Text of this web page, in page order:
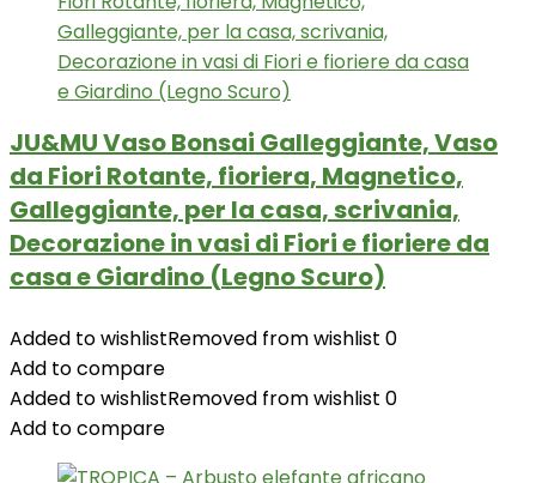
JU&MU Vaso Bonsai Galleggiante, Vaso
da Fiori Rotante, fioriera, Magnetico,
Galleggiante, per la casa, scrivania,
Decorazione in vasi di Fiori e fioriere da
casa e Giardino (Legno Scuro)
Added to wishlistRemoved from wishlist 0
Add to compare
Added to wishlistRemoved from wishlist 0
Add to compare